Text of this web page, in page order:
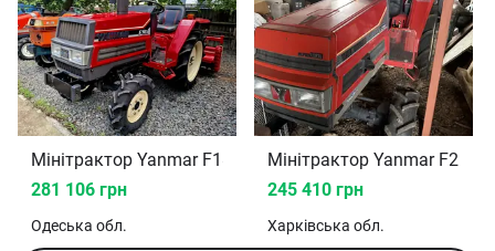
Мінітрактор Yanmar F18 1986
281 106 грн
Одеська обл.
Мінітрактор Yanmar F215
245 410 грн
Харківська обл.